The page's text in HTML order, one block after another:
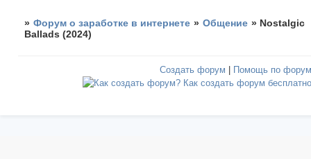
» Форум о заработке в интернете » Общение » Nostalgic
Ballads (2024)
Создать форум | Помощь по